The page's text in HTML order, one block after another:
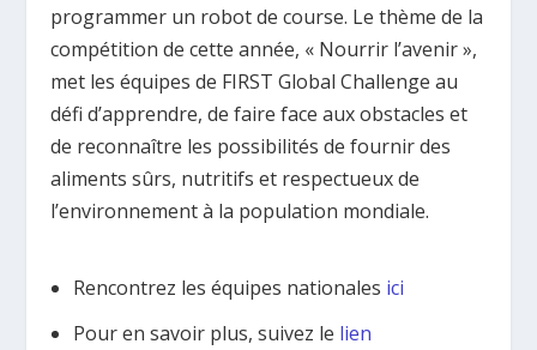
programmer un robot de course. Le thème de la
compétition de cette année, « Nourrir l’avenir »,
met les équipes de FIRST Global Challenge au
défi d’apprendre, de faire face aux obstacles et
de reconnaître les possibilités de fournir des
aliments sûrs, nutritifs et respectueux de
l’environnement à la population mondiale.
Rencontrez les équipes nationales ici
Pour en savoir plus, suivez le lien